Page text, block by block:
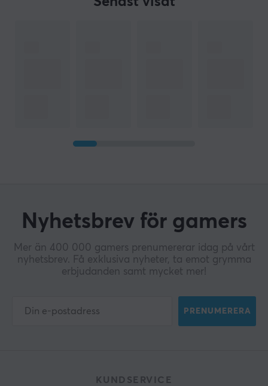
Nyhetsbrev för gamers
Mer än 400 000 gamers prenumererar idag på vårt
nyhetsbrev. Få exklusiva nyheter, ta emot grymma
erbjudanden samt mycket mer!
PRENUMERERA
KUNDSERVICE